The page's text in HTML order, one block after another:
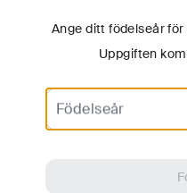
Ange ditt födelseår
Uppgiften
Use a 4-digit year.
Födelseår